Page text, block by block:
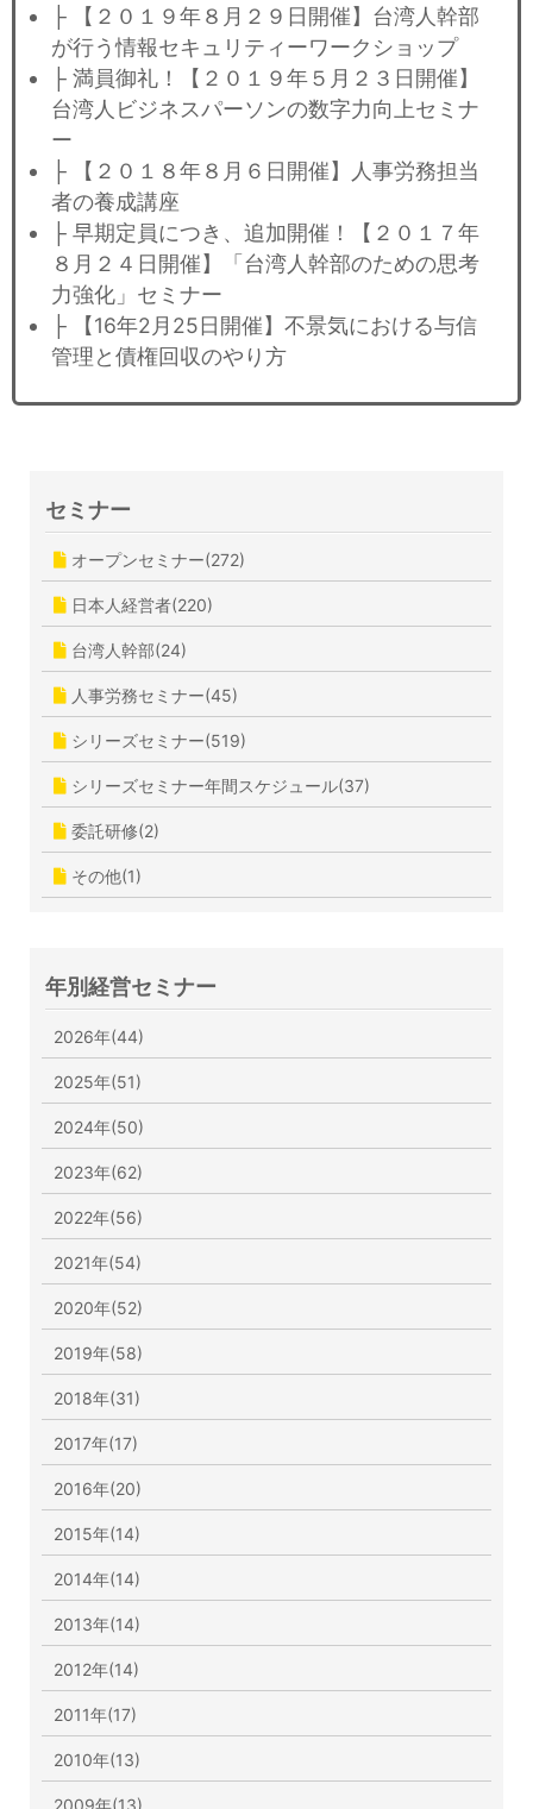
├ 【２０１９年８月２９日開催】台湾人幹部
が行う情報セキュリティーワークショップ
├ 満員御礼！【２０１９年５月２３日開催】
台湾人ビジネスパーソンの数字力向上セミナ
ー
├ 【２０１８年８月６日開催】人事労務担当
者の養成講座
├ 早期定員につき、追加開催！【２０１７年
８月２４日開催】「台湾人幹部のための思考
力強化」セミナー
├ 【16年2月25日開催】不景気における与信
管理と債権回収のやり方
セミナー
オープンセミナー(272)
日本人経営者(220)
台湾人幹部(24)
人事労務セミナー(45)
シリーズセミナー(519)
シリーズセミナー年間スケジュール(37)
委託研修(2)
その他(1)
年別経営セミナー
2026年(44)
2025年(51)
2024年(50)
2023年(62)
2022年(56)
2021年(54)
2020年(52)
2019年(58)
2018年(31)
2017年(17)
2016年(20)
2015年(14)
2014年(14)
2013年(14)
2012年(14)
2011年(17)
2010年(13)